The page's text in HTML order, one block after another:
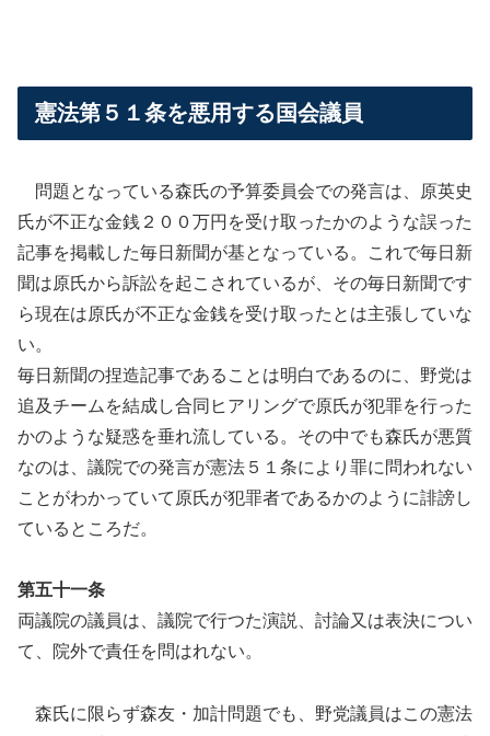
憲法第５１条を悪用する国会議員
問題となっている森氏の予算委員会での発言は、原英史
氏が不正な金銭２００万円を受け取ったかのような誤った
記事を掲載した毎日新聞が基となっている。これで毎日新
聞は原氏から訴訟を起こされているが、その毎日新聞です
ら現在は原氏が不正な金銭を受け取ったとは主張していな
い。
毎日新聞の捏造記事であることは明白であるのに、野党は
追及チームを結成し合同ヒアリングで原氏が犯罪を行った
かのような疑惑を垂れ流している。その中でも森氏が悪質
なのは、議院での発言が憲法５１条により罪に問われない
ことがわかっていて原氏が犯罪者であるかのように誹謗し
ているところだ。
第五十一条
両議院の議員は、議院で行つた演説、討論又は表決につい
て、院外で責任を問はれない。
森氏に限らず森友・加計問題でも、野党議員はこの憲法